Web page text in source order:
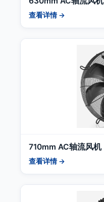
查看详情 →
710mm AC轴流风机
查看详情 →